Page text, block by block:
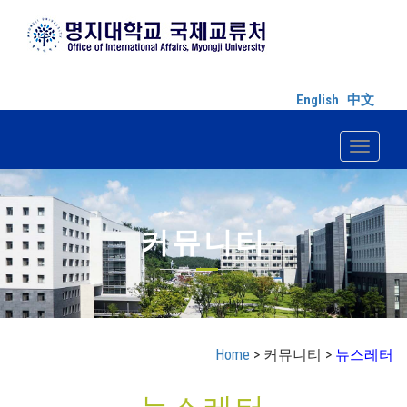
English 中文
Toggle
커뮤니티
Home > 커뮤니티 > 뉴스레터